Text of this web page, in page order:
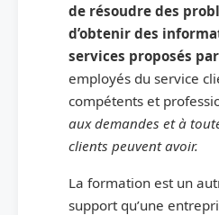
de résoudre des
d’obtenir des
services proposés
employés du service
compétents et
aux demandes et à
clients peuvent avoir.
La formation est un
support qu’une